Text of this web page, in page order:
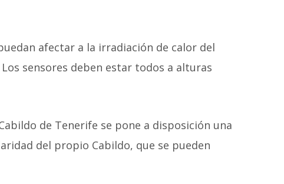
afectar a la irradiación de calor del
sensores deben estar todos a alturas
de Tenerife se pone a disposición una
del propio Cabildo, que se pueden